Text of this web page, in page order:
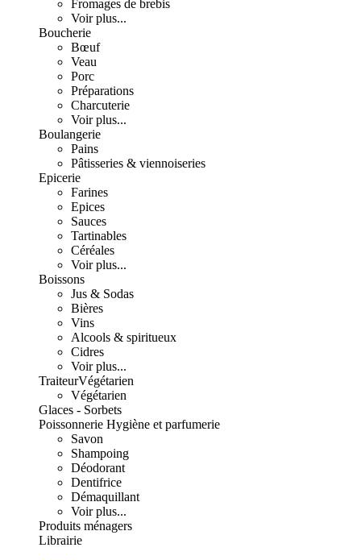
Fromages de brebis
Voir plus...
Boucherie
Bœuf
Veau
Porc
Préparations
Charcuterie
Voir plus...
Boulangerie
Pains
Pâtisseries & viennoiseries
Epicerie
Farines
Epices
Sauces
Tartinables
Céréales
Voir plus...
Boissons
Jus & Sodas
Bières
Vins
Alcools & spiritueux
Cidres
Voir plus...
TraiteurVégétarien
Végétarien
Glaces - Sorbets
Poissonnerie Hygiène et parfumerie
Savon
Shampoing
Déodorant
Dentifrice
Démaquillant
Voir plus...
Produits ménagers
Librairie